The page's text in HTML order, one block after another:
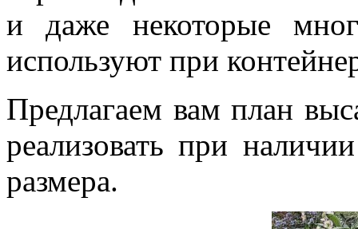
и даже некоторые
используют при
Предлагаем вам план
реализовать при
размера.